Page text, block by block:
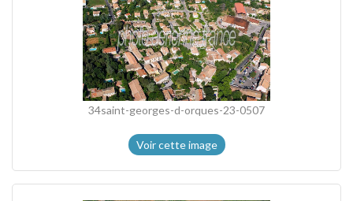
34saint-georges-d-orques-23-0507
Voir cette image